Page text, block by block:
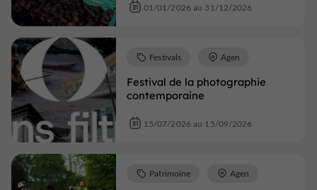
01/01/2026 au 31/12/2026
Festival de la photographie
contemporaine
Festivals Agen
15/07/2026 au 15/09/2026
Patrimoine Agen